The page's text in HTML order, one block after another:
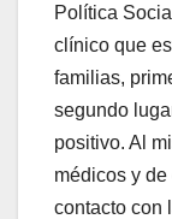
Política
clínico que
familias,
segundo
positivo. Al
médicos y
contacto con